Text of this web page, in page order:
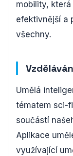
mobility,
efektivnější a
všechny.
Umělá
tématem sci-
součástí
Aplikace
využívající